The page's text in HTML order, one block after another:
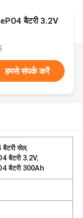
बैटरी 3.2V
हमसे संपर्क करें
बैटरी सेल,
बैटरी 3.2V,
बैटरी 300Ah